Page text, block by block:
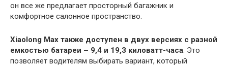
он все же предлагает просторный багажник и
комфортное салонное пространство.
Xiaolong Max также доступен в двух версиях с разной
емкостью батареи – 9,4 и 19,3 киловатт-часа . Это
позволяет водителям выбирать вариант, который